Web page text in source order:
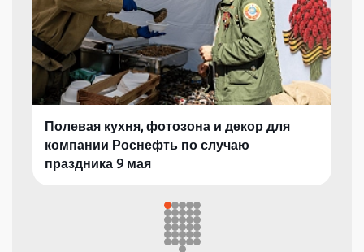
Полевая кухня, фотозона и декор для
компании Роснефть по случаю
праздника 9 мая